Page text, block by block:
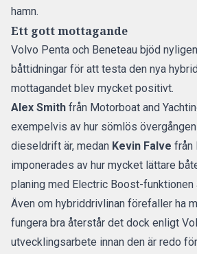
hamn.
Ett gott mottagande
Volvo Penta och Beneteau bjöd
båttidningar för att testa den nya
mottagandet blev mycket positivt.
Alex Smith från Motorboat and
exempelvis av hur sömlös
dieseldrift är, medan Kevin Falve från
imponerades av hur mycket lättare
planing med Electric Boost-funktionen
Även om hybriddrivlinan förefaller ha
fungera bra återstår det dock enligt
utvecklingsarbete innan den är redo